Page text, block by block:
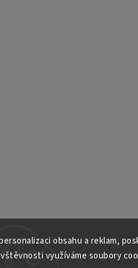
obsahu a reklam,
využíváme soubory